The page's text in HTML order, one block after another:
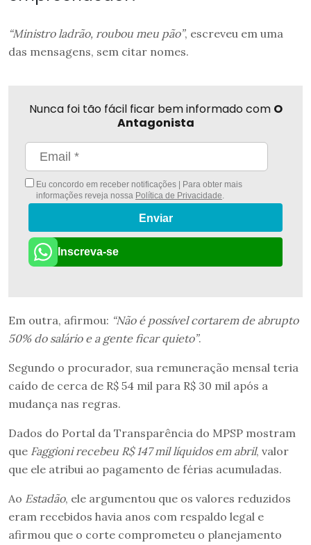
“Ministro ladrão, roubou meu pão”, escreveu em uma
das mensagens, sem citar nomes.
Nunca foi tão fácil ficar bem informado com O
Antagonista
Eu concordo em receber notificações | Para obter mais
informações reveja nossa Política de Privacidade.
Enviar
Inscreva-se
Em outra, afirmou: “Não é possível cortarem de abrupto
50% do salário e a gente ficar quieto”.
Segundo o procurador, sua remuneração mensal teria
caído de cerca de R$ 54 mil para R$ 30 mil após a
mudança nas regras.
Dados do Portal da Transparência do MPSP mostram
que Faggioni recebeu R$ 147 mil líquidos em abril, valor
que ele atribui ao pagamento de férias acumuladas.
Ao Estadão, ele argumentou que os valores reduzidos
eram recebidos havia anos com respaldo legal e
afirmou que o corte comprometeu o planejamento